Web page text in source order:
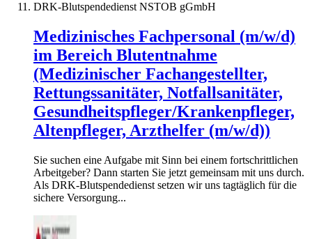
DRK-Blutspendedienst NSTOB gGmbH
Medizinisches Fachpersonal (m/w/d)
im Bereich Blutentnahme
(Medizinischer Fachangestellter,
Rettungssanitäter, Notfallsanitäter,
Gesundheitspfleger/Krankenpfleger,
Altenpfleger, Arzthelfer (m/w/d))
Sie suchen eine Aufgabe mit Sinn bei einem fortschrittlichen
Arbeitgeber? Dann starten Sie jetzt gemeinsam mit uns durch.
Als DRK-Blutspendedienst setzen wir uns tagtäglich für die
sichere Versorgung...